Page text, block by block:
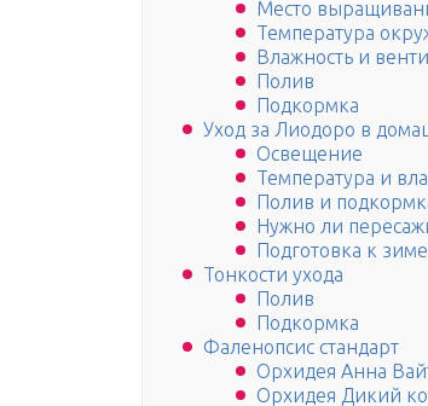
Место
Температура
Влажность и
Полив
Подкормка
Уход за Лиодоро в
Освещение
Температура и
Полив и
Нужно ли
Подготовка к зиме
Тонкости ухода
Полив
Подкормка
Фаленопсис стандарт
Орхидея Анна
Орхидея Дикий